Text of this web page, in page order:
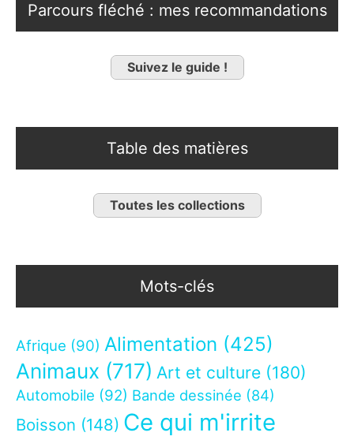
Parcours fléché : mes recommandations
Suivez le guide !
Table des matières
Toutes les collections
Mots-clés
Afrique (90) Alimentation (425)
Animaux (717) Art et culture (180)
Automobile (92) Bande dessinée (84)
Boisson (148) Ce qui m'irrite